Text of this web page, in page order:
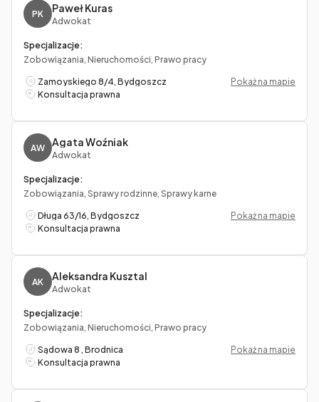
PK Paweł Kuras
Adwokat
Specjalizacje:
Zobowiązania, Nieruchomości, Prawo pracy
Zamoyskiego 8/4, Bydgoszcz
Pokaż na mapie
Konsultacja prawna
AW Agata Woźniak
Adwokat
Specjalizacje:
Zobowiązania, Sprawy rodzinne, Sprawy karne
Długa 63/16, Bydgoszcz
Pokaż na mapie
Konsultacja prawna
AK Aleksandra Kusztal
Adwokat
Specjalizacje:
Zobowiązania, Nieruchomości, Prawo pracy
Sądowa 8 , Brodnica
Pokaż na mapie
Konsultacja prawna